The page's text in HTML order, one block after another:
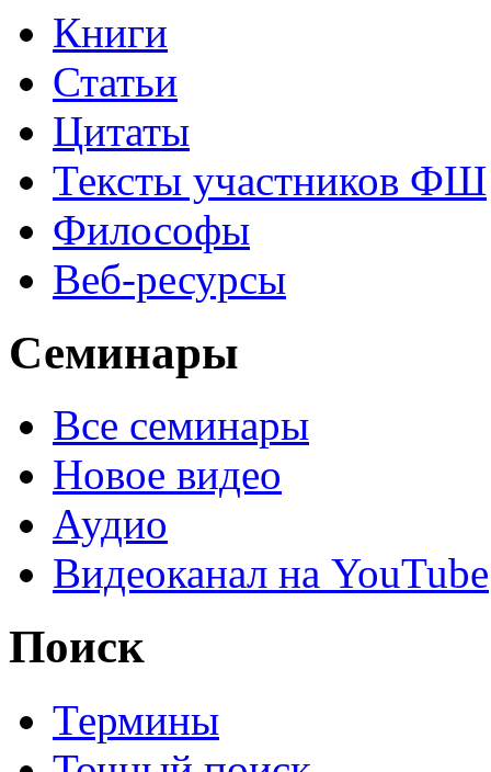
Книги
Статьи
Цитаты
Тексты участников ФШ
Философы
Веб-ресурсы
Семинары
Все семинары
Новое видео
Аудио
Видеоканал на YouTube
Поиск
Термины